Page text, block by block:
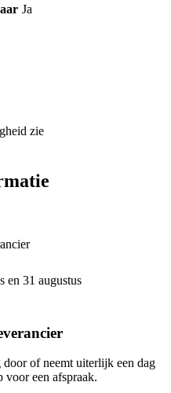
Ja
zie
en 31 augustus
door of neemt uiterlijk een dag
voor een afspraak.